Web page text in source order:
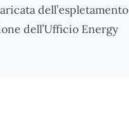
dell’espletamento
dell’Ufficio Energy